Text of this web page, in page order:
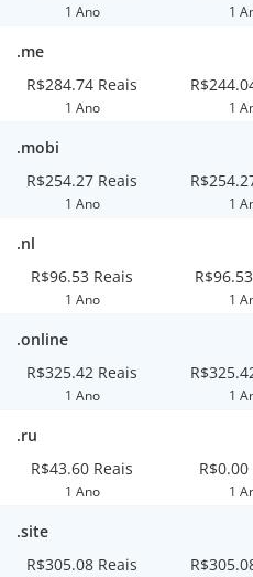
1 Ano 1
.me
R$284.74 Reais
1 Ano 1
.mobi
R$254.27 Reais
1 Ano 1
.nl
R$96.53 Reais
1 Ano 1
.online
R$325.42 Reais
1 Ano 1
.ru
R$43.60 Reais
1 Ano
R$0.00
1
.site
R$305.08 Reais